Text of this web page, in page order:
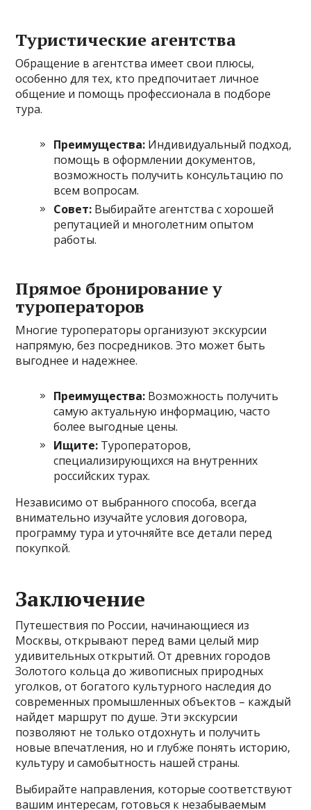
Туристические агентства
Обращение в агентства имеет свои плюсы,
особенно для тех, кто предпочитает личное
общение и помощь профессионала в подборе
тура.
Преимущества: Индивидуальный подход,
помощь в оформлении документов,
возможность получить консультацию по
всем вопросам.
Совет: Выбирайте агентства с хорошей
репутацией и многолетним опытом
работы.
Прямое бронирование у
туроператоров
Многие туроператоры организуют экскурсии
напрямую, без посредников. Это может быть
выгоднее и надежнее.
Преимущества: Возможность получить
самую актуальную информацию, часто
более выгодные цены.
Ищите: Туроператоров,
специализирующихся на внутренних
российских турах.
Независимо от выбранного способа, всегда
внимательно изучайте условия договора,
программу тура и уточняйте все детали перед
покупкой.
Заключение
Путешествия по России, начинающиеся из
Москвы, открывают перед вами целый мир
удивительных открытий. От древних городов
Золотого кольца до живописных природных
уголков, от богатого культурного наследия до
современных промышленных объектов – каждый
найдет маршрут по душе. Эти экскурсии
позволяют не только отдохнуть и получить
новые впечатления, но и глубже понять историю,
культуру и самобытность нашей страны.
Выбирайте направления, которые соответствуют
вашим интересам, готовься к незабываемым